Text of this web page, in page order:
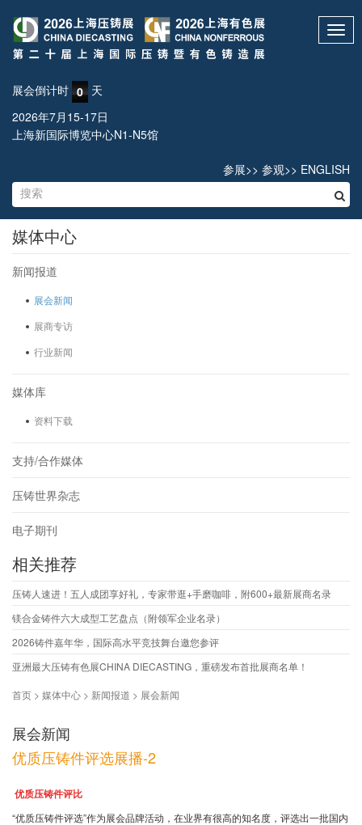
展会倒计时 0 天
2026年7月15-17日
上海新国际博览中心N1-N5馆
参展>> 参观>> ENGLISH
媒体中心
新闻报道
展会新闻
展商专访
行业新闻
媒体库
资料下载
支持/合作媒体
压铸世界杂志
电子期刊
相关推荐
压铸人速进！五人成团享好礼，专家带逛+手磨咖啡，附600+最新展商名录
镁合金铸件六大成型工艺盘点（附领军企业名录）
2026铸件嘉年华，国际高水平竞技舞台邀您参评
亚洲最大压铸有色展CHINA DIECASTING，重磅发布首批展商名单！
首页 > 媒体中心 > 新闻报道 > 展会新闻
展会新闻
优质压铸件评选展播-2
优质压铸件评比
“优质压铸件评选”作为展会品牌活动，在业界有很高的知名度，评选出一批国内